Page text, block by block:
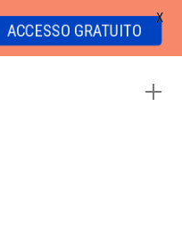
ACCESSO GRATUITO
X